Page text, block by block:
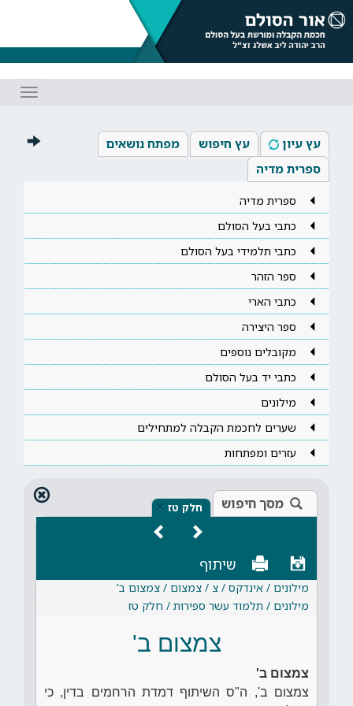
עץ עיון עץ חיפוש
מפתח נושאים
ספרית מדיה
ספרית מדיה
כתבי בעל הסולם
כתבי תלמידי בעל הסולם
ספר הזהר
כתבי הארי
ספר היצירה
מקובלים נוספים
כתבי יד בעל הסולם
מילונים
שערים לחכמת הקבלה למתחילים
עזרים ומפתחות
מסך חיפוש חלק טז ×
שיתוף
מילונים / אינדקס / צ / צמצום / צמצום ב'
מילונים / תלמוד עשר ספירות / חלק טז
צמצום ב'
צמצום ב'
צמצום ב', ה"ס השיתוף דמדת הרחמים בדין, כי